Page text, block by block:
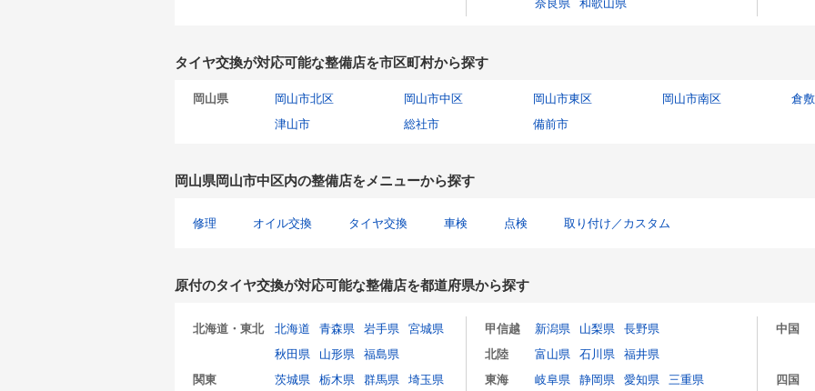
奈良県
和歌山県
タイヤ交換が対応可能な整備店を市区町村から探す
岡山県 岡山市北区 岡山市中区 岡山市東区 岡山市南区
倉
津山市
総社市 備前市
岡山県岡山市中区内の整備店をメニューから探す
修理 オイル交換 タイヤ交換 車検 点検 取り付け／カスタム
原付のタイヤ交換が対応可能な整備店を都道府県から探す
北海道・東北 北海道 青森県 岩手県
宮城県
秋田県
山形県
福島県
関東
茨城県 栃木県 群馬県 埼玉県
甲信越 新潟県 山梨県
長野県
北陸
富山県 石川県
福井県
東海
岐阜県 静岡県 愛知県 三重県
中国
四国